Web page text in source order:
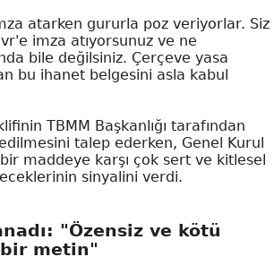
atarken gururla poz veriyorlar. Siz
imza atıyorsunuz ve ne
bile değilsiniz. Çerçeve yasa
bu ihanet belgesini asla kabul
TBMM Başkanlığı tarafından
talep ederken, Genel Kurul
maddeye karşı çok sert ve kitlesel
sinyalini verdi.
"Özensiz ve kötü
bir metin"